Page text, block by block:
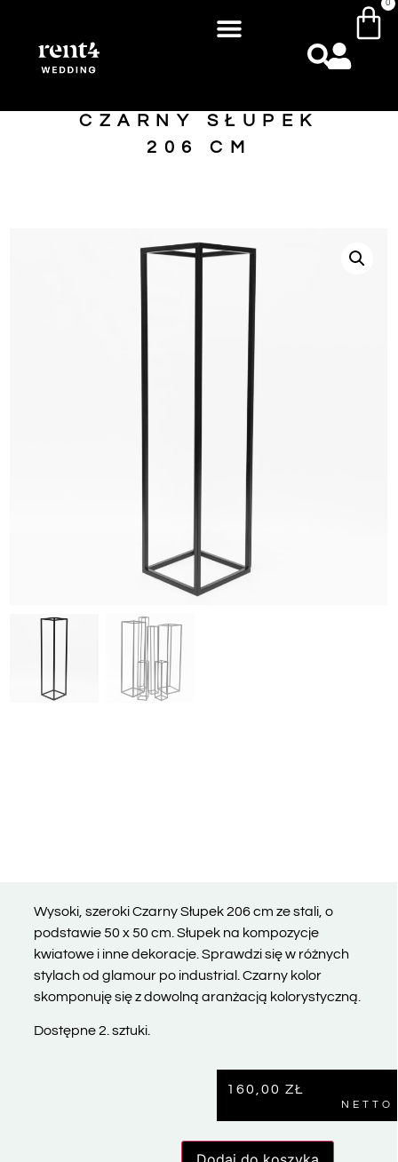
0
CZARNY SŁUPEK
206 CM
Wysoki, szeroki Czarny Słupek 206 cm ze stali, o
podstawie 50 x 50 cm. Słupek na kompozycje
kwiatowe i inne dekoracje. Sprawdzi się w różnych
stylach od glamour po industrial. Czarny kolor
skomponuję się z dowolną aranżacją kolorystyczną.
Dostępne 2. sztuki.
160,00 ZŁ
NETTO